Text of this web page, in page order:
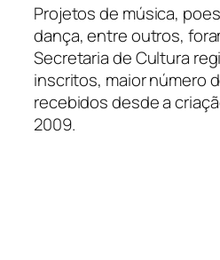
Projetos de música,
dança, entre outros,
Secretaria de Cultura
inscritos, maior número
recebidos desde a
2009.